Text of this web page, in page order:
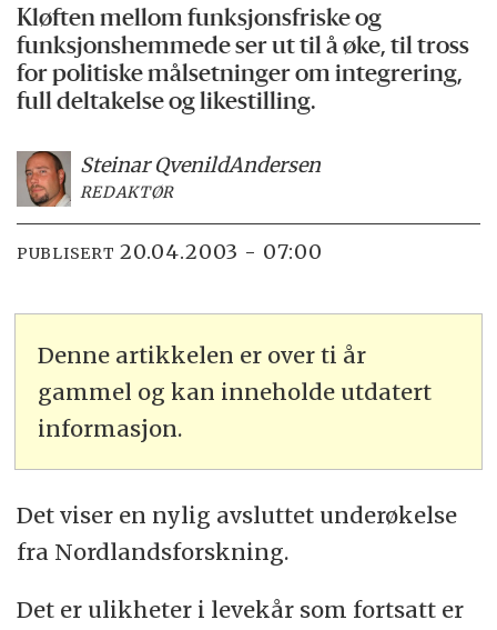
Kløften mellom funksjonsfriske og
funksjonshemmede ser ut til å øke, til tross
for politiske målsetninger om integrering,
full deltakelse og likestilling.
Steinar QvenildAndersen
REDAKTØR
PUBLISERT 20.04.2003 - 07:00
Denne artikkelen er over ti år
gammel og kan inneholde utdatert
informasjon.
Det viser en nylig avsluttet underøkelse
fra Nordlandsforskning.
Det er ulikheter i levekår som fortsatt er